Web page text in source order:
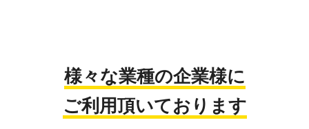
様々な業種の企業様に
ご利用頂いております